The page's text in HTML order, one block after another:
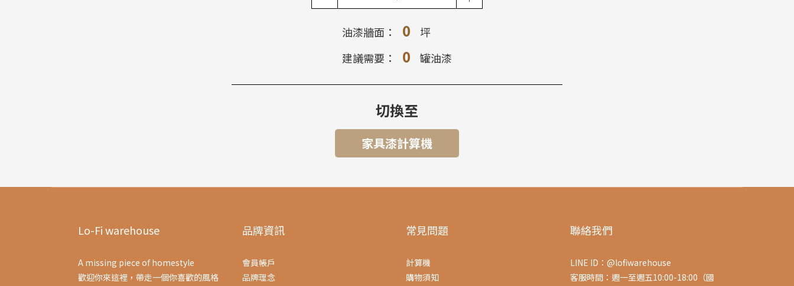
油漆牆面： 0
坪
建議需要：
0 罐油漆
切換至
家具漆計算機
Lo-Fi warehouse
A missing piece of homestyle
歡迎你來這裡，帶走一個你喜歡的風格
品牌資訊
會員帳戶
品牌理念
常見問題
計算機
購物須知
聯絡我們
LINE ID：@lofiwarehouse
客服時間：週一至週五10:00-18:00（國